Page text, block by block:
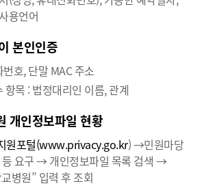
용언어
본인인증
호, 단말 MAC 주소
목 : 법정대리인 이름, 관계
개인정보파일 현황
원포털(www.privacy.go.kr) →민원마당
요구 → 개인정보파일 목록 검색 →
병원” 입력 후 조회